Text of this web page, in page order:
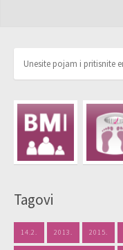
Tagovi
14.2. 2013. 2015.